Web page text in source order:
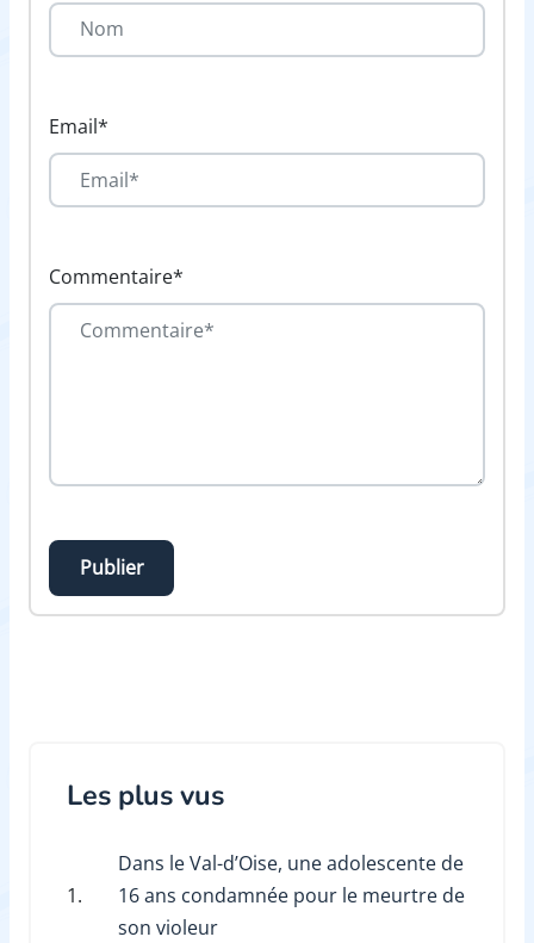
Email*
Commentaire*
Publier
Les plus vus
1.
Dans le Val-d’Oise, une adolescente de
16 ans condamnée pour le meurtre de
son violeur